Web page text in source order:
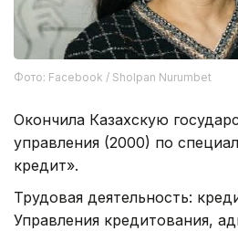
Фото: Facebook / Sholpan Nurumbet
Окончила Казахскую
управления (2000) по
кредит».
Трудовая деятельность:
Управления кредитования,